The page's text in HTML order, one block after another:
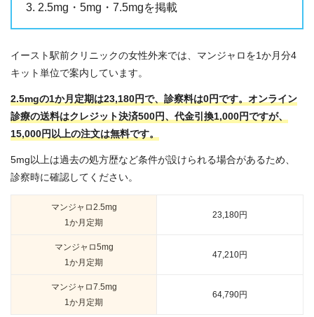
2.5mg・5mg・7.5mgを掲載
イースト駅前クリニックの女性外来では、マンジャロを1か月分4
キット単位で案内しています。
2.5mgの1か月定期は23,180円で、診察料は0円です。オンライン
診療の送料はクレジット決済500円、代金引換1,000円ですが、
15,000円以上の注文は無料です。
5mg以上は過去の処方歴など条件が設けられる場合があるため、
診察時に確認してください。
マンジャロ2.5mg
1か月定期
23,180円
マンジャロ5mg
1か月定期
47,210円
マンジャロ7.5mg
1か月定期
64,790円